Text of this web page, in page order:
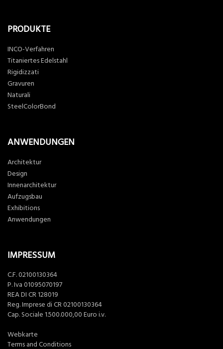
PRODUKTE
INCO-Verfahren
Titaniertes Edelstahl
Rigidizzati
Gravuren
Naturali
SteelColorBond
ANWENDUNGEN
Architektur
Design
Innenarchitektur
Aufzugsbau
Exhibitions
Anwendungen
IMPRESSUM
C.F. 02100130364
P. Iva 01095070197
REA DI CR 128019
Reg. Imprese di CR 02100130364
Cap. Sociale 1.500.000,00 Euro i.v.
Webkarte
Terms and Conditions